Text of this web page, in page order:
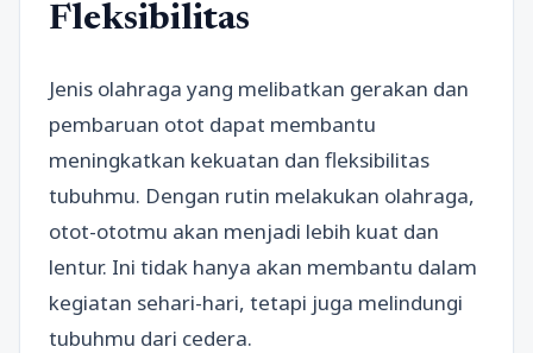
Fleksibilitas
Jenis olahraga yang melibatkan gerakan dan
pembaruan otot dapat membantu
meningkatkan kekuatan dan fleksibilitas
tubuhmu. Dengan rutin melakukan olahraga,
otot-ototmu akan menjadi lebih kuat dan
lentur. Ini tidak hanya akan membantu dalam
kegiatan sehari-hari, tetapi juga melindungi
tubuhmu dari cedera.